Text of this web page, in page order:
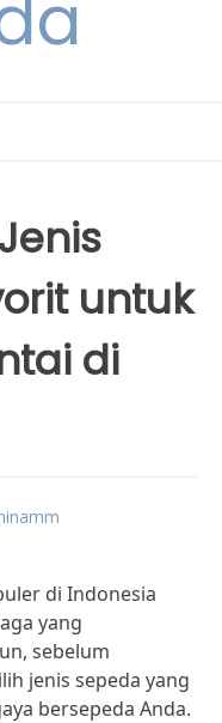
untuk
di
di Indonesia
yang
sebelum
jenis sepeda yang
bersepeda Anda.